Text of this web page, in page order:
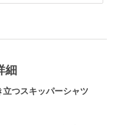
細
つスキッパーシャツ